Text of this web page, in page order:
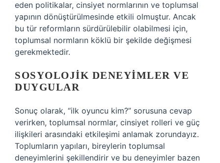
eden politikalar, cinsiyet normlarının ve toplumsal
yapının dönüştürülmesinde etkili olmuştur. Ancak
bu tür reformların sürdürülebilir olabilmesi için,
toplumsal normların köklü bir şekilde değişmesi
gerekmektedir.
SOSYOLOJIK DENEYIMLER VE
DUYGULAR
Sonuç olarak, “ilk oyuncu kim?” sorusuna cevap
verirken, toplumsal normlar, cinsiyet rolleri ve güç
ilişkileri arasındaki etkileşimi anlamak zorundayız.
Toplumların yapıları, bireylerin toplumsal
deneyimlerini şekillendirir ve bu deneyimler bazen